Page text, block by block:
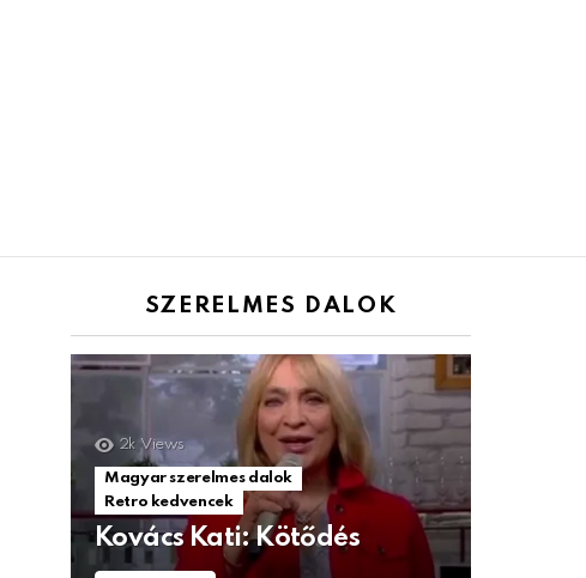
SZERELMES DALOK
2k Views
Magyar szerelmes dalok
Retro kedvencek
Kovács Kati: Kötődés